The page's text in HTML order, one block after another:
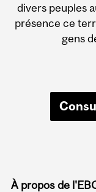
divers peuples
présence ce
gens
À propos de